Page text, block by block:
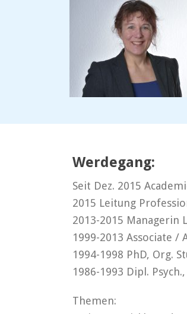
Werdegang:
Seit Dez. 2015
2015 Leitung
2013-2015
1999-2013 Associate
1994-1998 PhD, Org.
1986-1993 Dipl.
Themen: